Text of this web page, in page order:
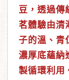
豆，透過傳
茗體驗由清
子的溫、青
濃厚底蘊納
製循環利用